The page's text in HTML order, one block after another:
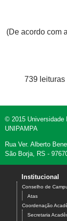
(De acordo com
739 leituras
© 2015 Universidade
UNIPAMPA
Rua Ver. Alberto
São Borja, RS -
Institucional
Conselho de
Atas
Coordenação
Secretaria